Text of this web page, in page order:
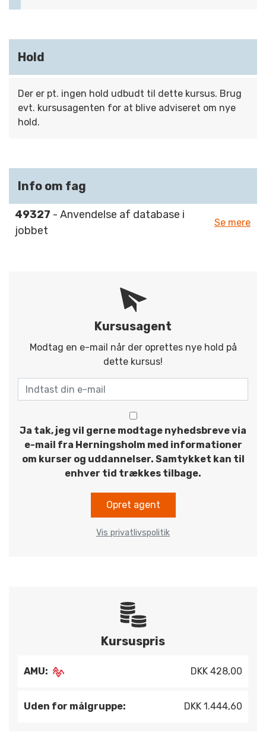
Hold
Der er pt. ingen hold udbudt til dette kursus. Brug
evt. kursusagenten for at blive adviseret om nye
hold.
Info om fag
49327 - Anvendelse af database i
jobbet
Se mere
Kursusagent
Modtag en e-mail når der oprettes nye hold på
dette kursus!
Ja tak, jeg vil gerne modtage nyhedsbreve via
e-mail fra Herningsholm med informationer
om kurser og uddannelser. Samtykket kan til
enhver tid trækkes tilbage.
Opret agent
Vis privatlivspolitik
Kursuspris
AMU: DKK 428,00
Uden for målgruppe: DKK 1.444,60